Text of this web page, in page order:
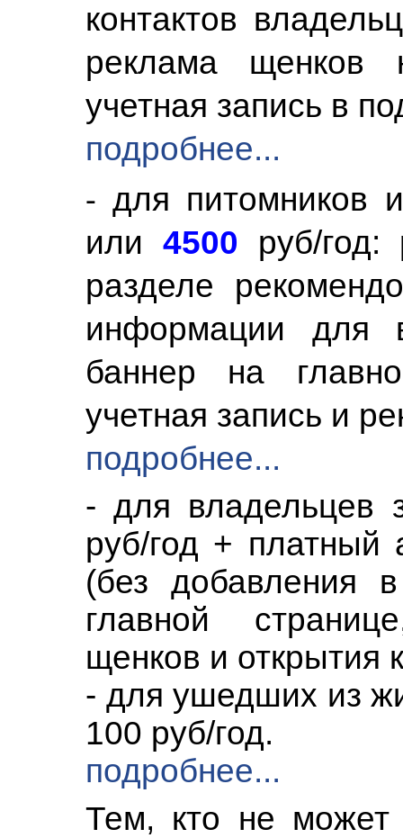
контактов
реклама
учетная запись в
подробнее...
⁃ для питомников
или 4500 руб/
разделе
информации для
баннер на
учетная запись и
подробнее...
- для владельцев
руб/год + платный
(без добавления
главной
щенков и открытия
- для ушедших из
100 руб/год.
подробнее...
Тем, кто не может